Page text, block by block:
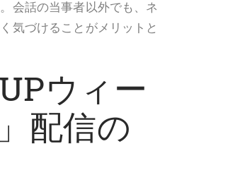
会話の当事者以外でも、ネ
気づけることがメリットと
ウィー
配信の